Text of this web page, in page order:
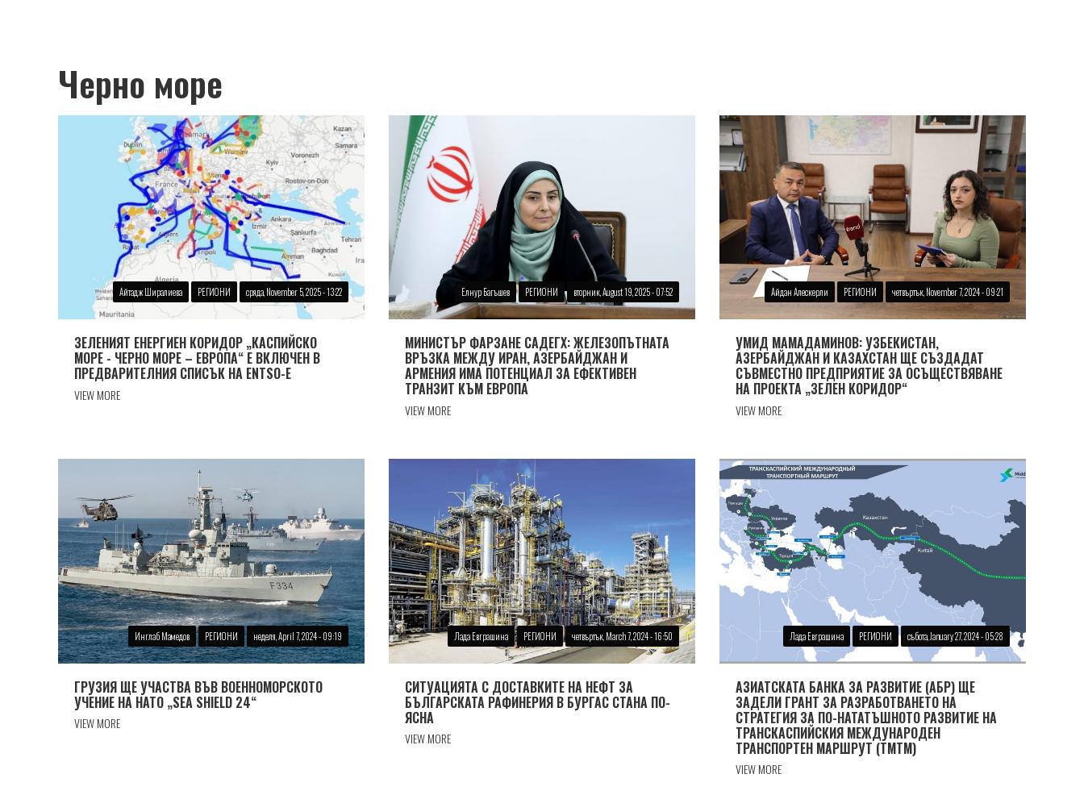
Черно море
Айтадж Ширалиева РЕГИОНИ сряда, November 5, 2025 - 13:22
ЗЕЛЕНИЯТ ЕНЕРГИЕН КОРИДОР „КАСПИЙСКО
МОРЕ - ЧЕРНО МОРЕ – ЕВРОПА“ Е ВКЛЮЧЕН В
ПРЕДВАРИТЕЛНИЯ СПИСЪК НА ENTSO-Е
VIEW MORE
Елнур Багъшев РЕГИОНИ вторник, August 19, 2025 - 07:52
МИНИСТЪР ФАРЗАНЕ САДЕГХ: ЖЕЛЕЗОПЪТНАТА
ВРЪЗКА МЕЖДУ ИРАН, АЗЕРБАЙДЖАН И
АРМЕНИЯ ИМА ПОТЕНЦИАЛ ЗА ЕФЕКТИВЕН
ТРАНЗИТ КЪМ ЕВРОПА
VIEW MORE
Айдан Алескерли РЕГИОНИ четвъртък, November 7, 2024 - 09:21
УМИД МАМАДАМИНОВ: УЗБЕКИСТАН,
АЗЕРБАЙДЖАН И КАЗАХСТАН ЩЕ СЪЗДАДАТ
СЪВМЕСТНО ПРЕДПРИЯТИЕ ЗА ОСЪЩЕСТВЯВАНЕ
НА ПРОЕКТА „ЗЕЛЕН КОРИДОР“
VIEW MORE
Инглаб Мамедов РЕГИОНИ неделя, April 7, 2024 - 09:19
ГРУЗИЯ ЩЕ УЧАСТВА ВЪВ ВОЕННОМОРСКОТО
УЧЕНИЕ НА НАТО „SEA SHIELD 24“
VIEW MORE
Лада Евграшина РЕГИОНИ четвъртък, March 7, 2024 - 16:50
СИТУАЦИЯТА С ДОСТАВКИТЕ НА НЕФТ ЗА
БЪЛГАРСКАТА РАФИНЕРИЯ В БУРГАС СТАНА ПО-
ЯСНА
VIEW MORE
Лада Евграшина РЕГИОНИ събота, January 27, 2024 - 05:28
АЗИАТСКАТА БАНКА ЗА РАЗВИТИЕ (АБР) ЩЕ
ЗАДЕЛИ ГРАНТ ЗА РАЗРАБОТВАНЕТО НА
СТРАТЕГИЯ ЗА ПО-НАТАТЪШНОТО РАЗВИТИЕ НА
ТРАНСКАСПИЙСКИЯ МЕЖДУНАРОДЕН
ТРАНСПОРТЕН МАРШРУТ (ТМТМ)
VIEW MORE